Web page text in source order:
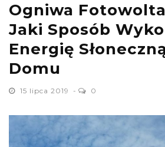
Ogniwa
Jaki Sposób
Energię
Domu
15 lipca 2019 0